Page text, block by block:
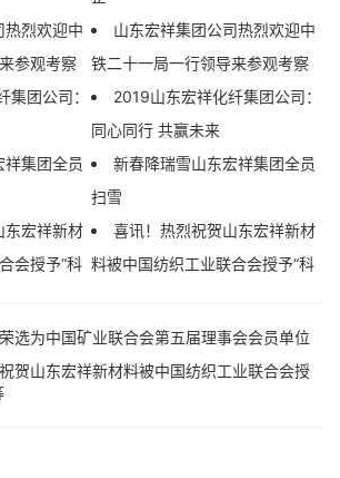
热烈欢迎中
参观考察
集团公司：
集团全员
东宏祥新材
会授予“科
山东宏祥集团公司热烈欢迎中
铁二十一局一行领导来参观考察
2019山东宏祥化纤集团公司：
同心同行 共赢未来
新春降瑞雪山东宏祥集团全员
扫雪
喜讯！热烈祝贺山东宏祥新材
料被中国纺织工业联合会授予“科
选为中国矿业联合会第五届理事会会员单位
贺山东宏祥新材料被中国纺织工业联合会授